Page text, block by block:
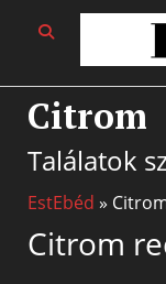
Citrom
Találatok
EstEbéd »
Citrom